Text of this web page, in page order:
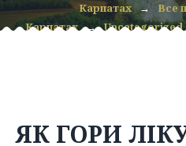
Карпатах →
Все
Карпатах → Uncategorized
ЯК ГОРИ